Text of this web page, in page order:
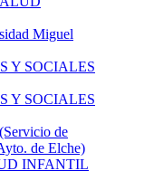
Miguel
Y SOCIALES
Y SOCIALES
de
de Elche)
INFANTIL